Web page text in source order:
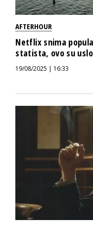
AFTERHOUR
Netflix snima
statista, ovo su
19/08/2025 | 16:33